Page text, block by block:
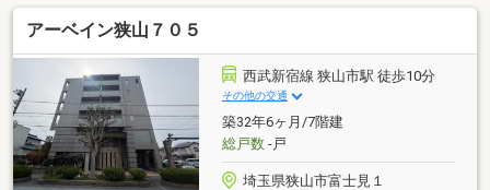
すべて弊社でおまとめ完結対応致します。中古戸建の
下見や購入検討時、気になった点があった際ご相談く
ださい。■住宅ローンに自信あり！センチュリー21安
藤建設なら提携銀行にて住宅ローン金利の大幅優遇が
ございます。【他社さまで住宅ローンを組めなかった
方も是非ご相談ください】■『住宅FPツール』を使用
した１０分でできる資金計画シミュレーション無料
アーベイン狭山７０５
西武新宿線 狭山市駅 徒歩10分
その他の交通
築32年6ヶ月/7階建
総戸数-戸
埼玉県狭山市富士見１